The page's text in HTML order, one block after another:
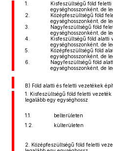
1.
Kisfeszültségű föld feletti
egységhosszonként, de
2.
Középfeszültségű föld
egységhosszonként, de
3.
Nagyfeszültségű föld
egységhosszonként, de
4.
Kisfeszültségű föld alatti
egységhosszonként, de
5.
Középfeszültségű föld
egységhosszonként, de
6.
Nagyfeszültségű föld
egységhosszonként, de
B) Föld alatti és feletti vezetékek
1. Kisfeszültségű föld feletti vezeték
legalább egy egységhossz
1.1. belterületen
1.2.
külterületen
2. Középfeszültségű föld feletti